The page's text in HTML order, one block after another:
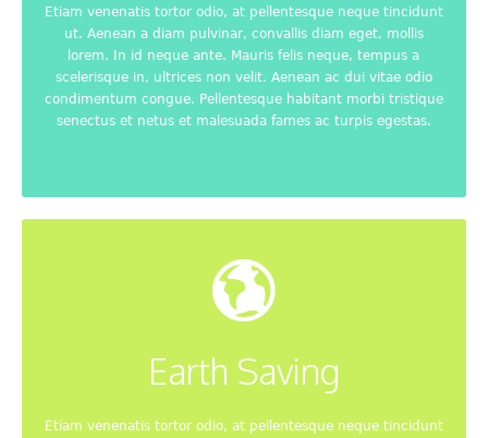
Etiam venenatis tortor odio, at pellentesque neque tincidunt
ut. Aenean a diam pulvinar, convallis diam eget, mollis
lorem. In id neque ante. Mauris felis neque, tempus a
scelerisque in, ultrices non velit. Aenean ac dui vitae odio
condimentum congue. Pellentesque habitant morbi tristique
senectus et netus et malesuada fames ac turpis egestas.
Earth Saving
Etiam venenatis tortor odio, at pellentesque neque tincidunt